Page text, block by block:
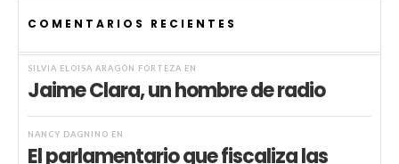
COMENTARIOS RECIENTES
SILVIA ELOISA ARAGÓN FORTEZA EN
Jaime Clara, un hombre de radio
NANCY DAGNINO EN
El parlamentario que fiscaliza las